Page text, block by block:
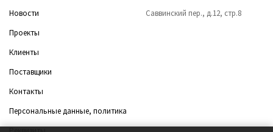
Новости
Проекты
Клиенты
Поставщики
Контакты
Персональные данные, политика
Саввинский пер., д.12, стр.8